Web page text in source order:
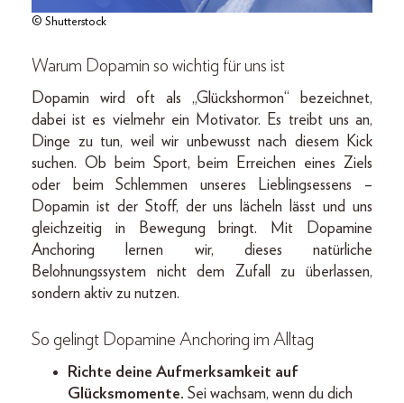
© Shutterstock
Warum Dopamin so wichtig für uns ist
Dopamin wird oft als „Glückshormon“ bezeichnet,
dabei ist es vielmehr ein Motivator. Es treibt uns an,
Dinge zu tun, weil wir unbewusst nach diesem Kick
suchen. Ob beim Sport, beim Erreichen eines Ziels
oder beim Schlemmen unseres Lieblingsessens –
Dopamin ist der Stoff, der uns lächeln lässt und uns
gleichzeitig in Bewegung bringt. Mit Dopamine
Anchoring lernen wir, dieses natürliche
Belohnungssystem nicht dem Zufall zu überlassen,
sondern aktiv zu nutzen.
So gelingt Dopamine Anchoring im Alltag
Richte deine Aufmerksamkeit auf
Glücksmomente. Sei wachsam, wenn du dich